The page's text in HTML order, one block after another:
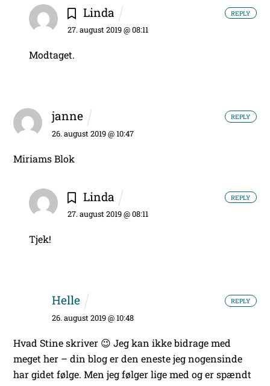
Linda
27. august 2019 @ 08:11
Modtaget.
REPLY
janne
26. august 2019 @ 10:47
Miriams Blok
REPLY
Linda
27. august 2019 @ 08:11
Tjek!
REPLY
Helle
26. august 2019 @ 10:48
Hvad Stine skriver 😉 Jeg kan ikke bidrage med
meget her – din blog er den eneste jeg nogensinde
har gidet følge. Men jeg følger lige med og er spændt
REPLY